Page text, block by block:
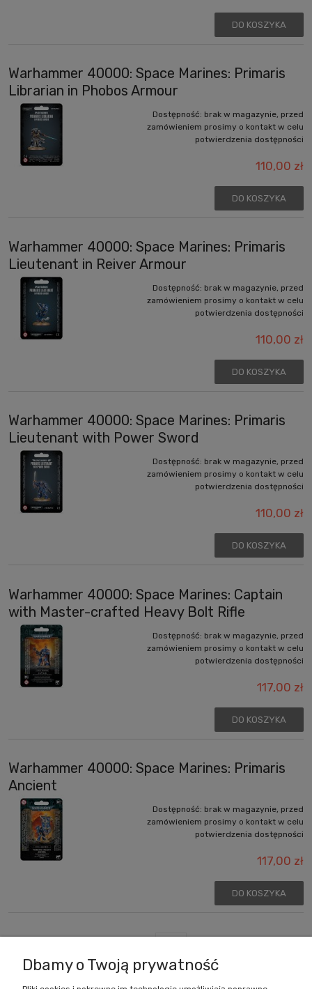
DO KOSZYKA
Warhammer 40000: Space Marines: Primaris
Librarian in Phobos Armour
Dostępność: brak w magazynie, przed
zamówieniem prosimy o kontakt w celu
potwierdzenia dostępności
110,00 zł
DO KOSZYKA
Warhammer 40000: Space Marines: Primaris
Lieutenant in Reiver Armour
Dostępność: brak w magazynie, przed
zamówieniem prosimy o kontakt w celu
potwierdzenia dostępności
110,00 zł
DO KOSZYKA
Warhammer 40000: Space Marines: Primaris
Lieutenant with Power Sword
Dostępność: brak w magazynie, przed
zamówieniem prosimy o kontakt w celu
potwierdzenia dostępności
110,00 zł
DO KOSZYKA
Warhammer 40000: Space Marines: Captain
with Master-crafted Heavy Bolt Rifle
Dostępność: brak w magazynie, przed
zamówieniem prosimy o kontakt w celu
potwierdzenia dostępności
117,00 zł
DO KOSZYKA
Warhammer 40000: Space Marines: Primaris
Ancient
Dostępność: brak w magazynie, przed
zamówieniem prosimy o kontakt w celu
potwierdzenia dostępności
117,00 zł
DO KOSZYKA
Dbamy o Twoją prywatność